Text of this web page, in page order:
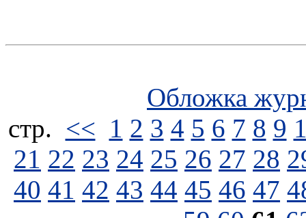
Обложка
стp. << 1 2 3 4 5 6 7 8 9
21 22 23 24 25 26 27 28
40 41 42 43 44 45 46 47